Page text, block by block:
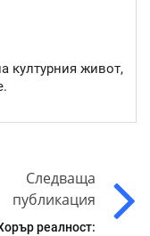
културния живот,
Следваща
публикация
реалност: